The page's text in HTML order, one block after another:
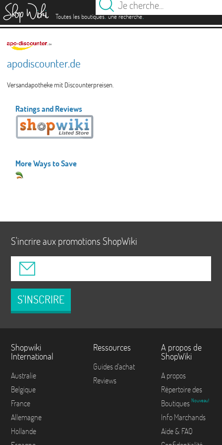
Toutes les boutiques.une recherche.
apodiscounter.de
Versandapotheke mit Discounterpreisen.
Ratings and Reviews
More Ways to Save
S'incrire aux promotions ShopWiki
S'INSCRIRE
Shopwiki
International
Australie
Belgique
France
Allemagne
Hollande
Ressources
Guides d'achat
Reviews
A propos de
ShopWiki
A propos
Répertoire des
Boutiques Nouveau!
Info Marchands
Aide & FAQ